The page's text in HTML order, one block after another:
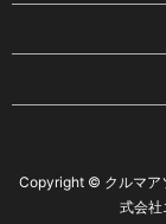
Copyright © クルマア
式会